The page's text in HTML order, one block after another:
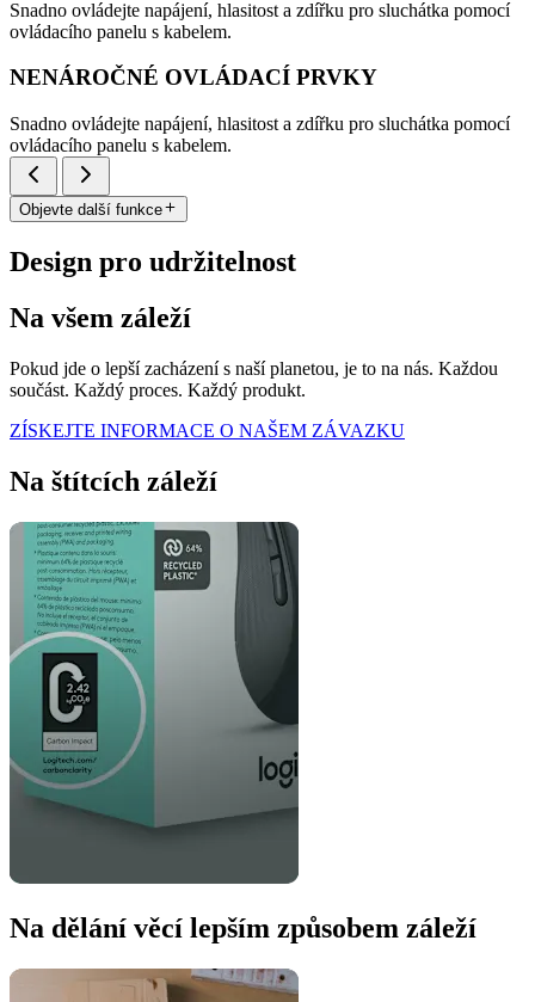
Snadno ovládejte napájení, hlasitost a zdířku pro sluchátka pomocí
ovládacího panelu s kabelem.
NENÁROČNÉ OVLÁDACÍ PRVKY
Snadno ovládejte napájení, hlasitost a zdířku pro sluchátka pomocí
ovládacího panelu s kabelem.
Objevte další funkce
Design pro udržitelnost
Na všem záleží
Pokud jde o lepší zacházení s naší planetou, je to na nás. Každou
součást. Každý proces. Každý produkt.
ZÍSKEJTE INFORMACE O NAŠEM ZÁVAZKU
Na štítcích záleží
Na dělání věcí lepším způsobem záleží